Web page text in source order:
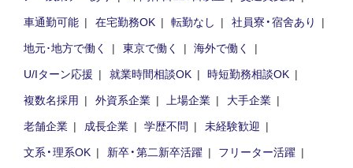
車通勤可能
在宅勤務OK 転勤なし
社員寮・宿舍あり
地元･地方で働く
東京で働く
海外で働く
U/Iターン応援
就業時間相談OK
時短勤務相談OK
複数名採用
外資系企業 上場企業
大手企業
老舗企業
成長企業 学歴不問
未経験歓迎
文系・理系OK
新卒・第二新卒活躍
フリーター活躍